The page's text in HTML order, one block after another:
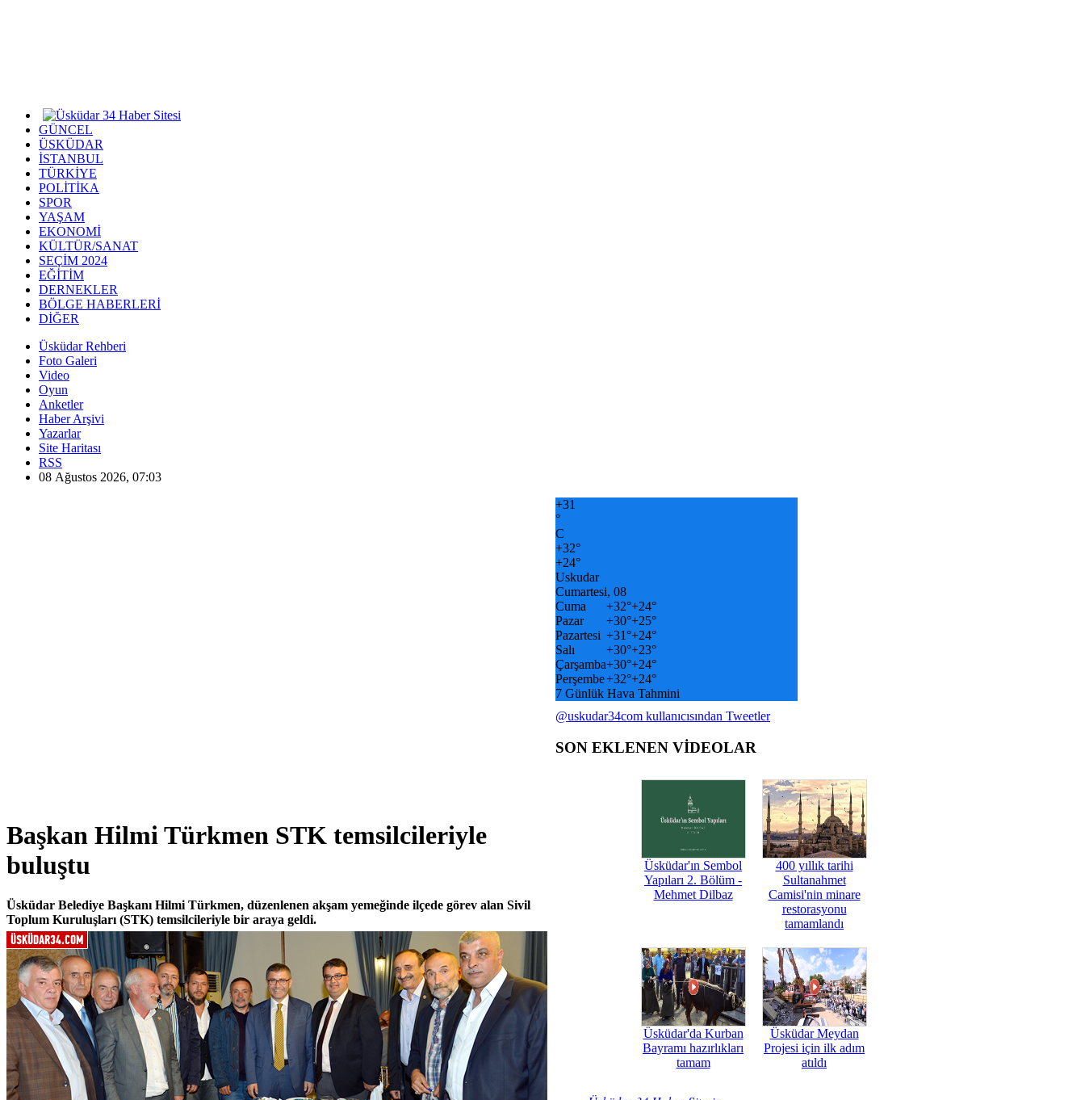
GÜNCEL
ÜSKÜDAR
İSTANBUL
TÜRKİYE
POLİTİKA
SPOR
YAŞAM
EKONOMİ
KÜLTÜR/SANAT
SEÇİM 2024
EĞİTİM
DERNEKLER
BÖLGE HABERLERİ
DİĞER
Üsküdar Rehberi
Foto Galeri
Video
Oyun
Anketler
Haber Arşivi
Yazarlar
Site Haritası
RSS
08 Ağustos 2026, 07:03
Başkan Hilmi Türkmen STK temsilcileriyle
buluştu
Üsküdar Belediye Başkanı Hilmi Türkmen, düzenlenen akşam yemeğinde ilçede görev alan Sivil
Toplum Kuruluşları (STK) temsilcileriyle bir araya geldi.
+31
°
C
+32°
+24°
Uskudar
Cumartesi, 08
Cuma
+32°+24°
Pazar
+30°+25°
Pazartesi +31°+24°
Salı
+30°+23°
Çarşamba+30°+24°
Perşembe+32°+24°
7 Günlük Hava Tahmini
@uskudar34com kullanıcısından Tweetler
SON EKLENEN VİDEOLAR
Üsküdar'ın Sembol
Yapıları 2. Bölüm -
Mehmet Dilbaz
400 yıllık tarihi
Sultanahmet
Camisi'nin minare
restorasyonu
tamamlandı
Üsküdar'da Kurban
Bayramı hazırlıkları
tamam
Üsküdar Meydan
Projesi için ilk adım
atıldı